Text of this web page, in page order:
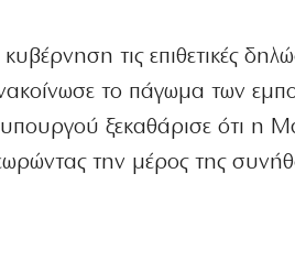
τις επιθετικές
το πάγωμα των
ξεκαθάρισε ότι η
την μέρος της